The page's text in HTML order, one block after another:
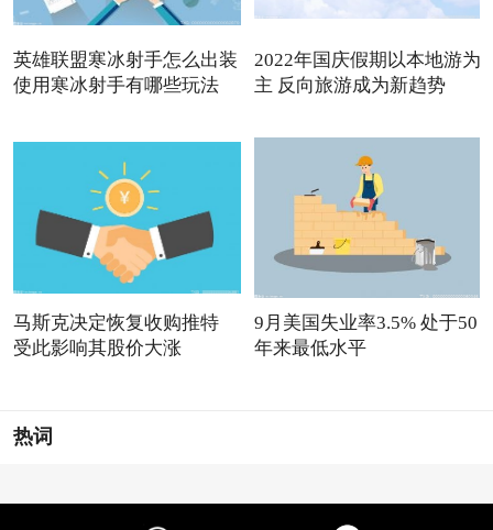
英雄联盟寒冰射手怎么出装
使用寒冰射手有哪些玩法
2022年国庆假期以本地游为
主 反向旅游成为新趋势
马斯克决定恢复收购推特
受此影响其股价大涨
9月美国失业率3.5% 处于50
年来最低水平
热词